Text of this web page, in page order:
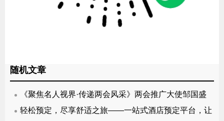
随机文章
《聚焦名人视界·传递两会风采》两会推广大使邹国盛
轻松预定，尽享舒适之旅——一站式酒店预定平台，让